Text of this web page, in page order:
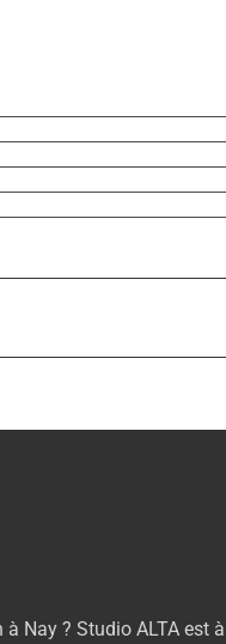
Nay ? Studio ALTA est